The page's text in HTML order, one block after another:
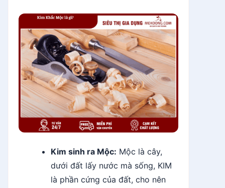
Kim sinh ra Mộc: Mộc là cây,
dưới đất lấy nước mà sống, KIM
là phần cứng của đất, cho nên